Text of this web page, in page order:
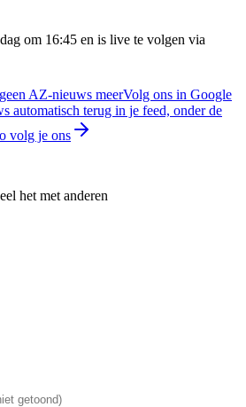
om 16:45 en is live te volgen via
AZ-nieuws meerVolg ons in Google
automatisch terug in je feed, onder de
volg je ons
het met anderen